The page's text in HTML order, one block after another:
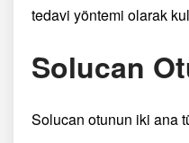
tedavi yöntemi olarak
Solucan
Solucan otunun iki ana